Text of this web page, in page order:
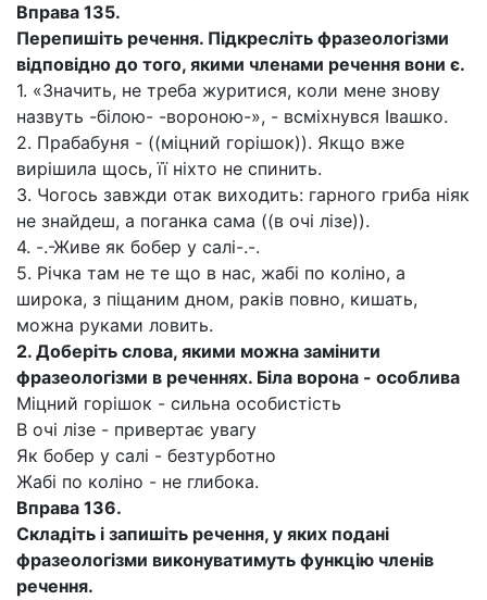
Вправа 135.
Перепишіть речення. Підкресліть фразеологізми
відповідно до того, якими членами речення вони є.
1. «Значить, не треба журитися, коли мене знову
назвуть -білою- -вороною-», - всміхнувся Івашко.
2. Прабабуня - ((міцний горішок)). Якщо вже
вирішила щось, її ніхто не спинить.
3. Чогось завжди отак виходить: гарного гриба ніяк
не знайдеш, а поганка сама ((в очі лізе)).
4. -.-Живе як бобер у салі-.-.
5. Річка там не те що в нас, жабі по коліно, а
широка, з піщаним дном, раків повно, кишать,
можна руками ловить.
2. Доберіть слова, якими можна замінити
фразеологізми в реченнях. Біла ворона - особлива
Міцний горішок - сильна особистість
В очі лізе - привертає увагу
Як бобер у салі - безтурботно
Жабі по коліно - не глибока.
Вправа 136.
Складіть і запишіть речення, у яких подані
фразеологізми виконуватимуть функцію членів
речення.